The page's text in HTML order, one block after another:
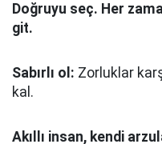
Doğruyu seç. Her
git.
Sabırlı ol: Zorluklar
kal.
Akıllı insan, kendi